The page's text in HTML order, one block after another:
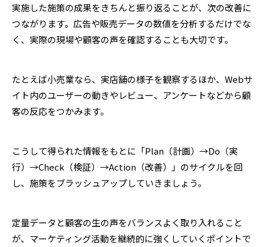
実施した施策の成果をきちんと振り返ることが、次の改善に
つながります。広告や販売データの数値を分析するだけでな
く、実際の現場や顧客の声を確認することも大切です。
たとえば小売業なら、実店舗の様子を観察するほか、Webサ
イト内のユーザーの動きやレビュー、アンケートなどから顧
客の反応をつかみます。
こうして得られた情報をもとに「Plan（計画）→Do（実
行）→Check（検証）→Action（改善）」のサイクルを回
し、施策をブラッシュアップしていきましょう。
定量データと顧客の生の声をバランスよく取り入れること
が、マーケティング活動を継続的に強くしていくポイントで